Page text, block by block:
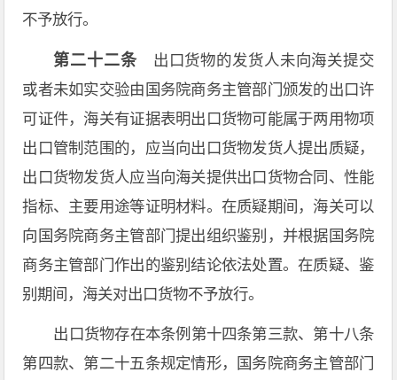
不予放行。
第二十二条 出口货物的发货人未向海关提交
或者未如实交验由国务院商务主管部门颁发的出口许
可证件，海关有证据表明出口货物可能属于两用物项
出口管制范围的，应当向出口货物发货人提出质疑，
出口货物发货人应当向海关提供出口货物合同、性能
指标、主要用途等证明材料。在质疑期间，海关可以
向国务院商务主管部门提出组织鉴别，并根据国务院
商务主管部门作出的鉴别结论依法处置。在质疑、鉴
别期间，海关对出口货物不予放行。
出口货物存在本条例第十四条第三款、第十八条
第四款、第二十五条规定情形，国务院商务主管部门